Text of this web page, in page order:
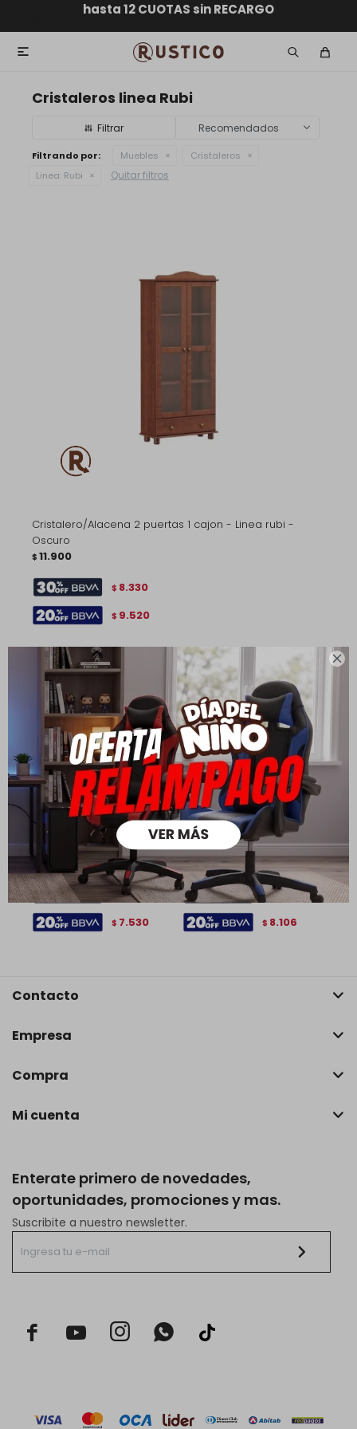

ENVÍOS A TODO EL PAÍS
GARANTÍA DE DEVOLUCIÓN
hasta 12 CUOTAS sin RECARGO
ENVÍO GRATIS dentro de MONTEVIDEO en compras

Cristaleros linea Rubi
Recomendados
Filtrando por: Muebles
Cristaleros
Linea: Rubi Quitar filtros
Cristalero/Alacena 2 puertas 1 cajon - Linea rubi -
Oscuro
$ 11.900
$ 8.330
$ 9.520
Cristalero/Alacena 2
puertas 1 cajon - Linea rubi
- Claro
$6.588
$ 7.530
Cristalero/Alacena 4
puertas 2 cajones - Linea
rubi - Claro
$10.132
$7.092
$ 8.106
Enterate primero de novedades,
oportunidades, promociones y mas.
Suscribite a nuestro newsletter.
  
Contacto
Empresa
Compra
Mi cuenta